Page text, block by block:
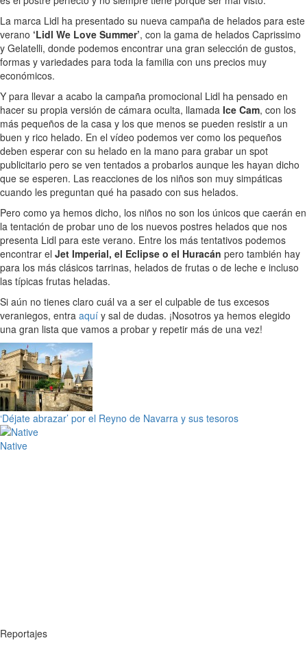
La marca Lidl ha presentado su nueva campaña de helados para este
verano ‘Lidl We Love Summer’, con la gama de helados Caprissimo
y Gelatelli, donde podemos encontrar una gran selección de gustos,
formas y variedades para toda la familia con uns precios muy
económicos.
Y para llevar a acabo la campaña promocional Lidl ha pensado en
hacer su propia versión de cámara oculta, llamada Ice Cam, con los
más pequeños de la casa y los que menos se pueden resistir a un
buen y rico helado. En el vídeo podemos ver como los pequeños
deben esperar con su helado en la mano para grabar un spot
publicitario pero se ven tentados a probarlos aunque les hayan dicho
que se esperen. Las reacciones de los niños son muy simpáticas
cuando les preguntan qué ha pasado con sus helados.
Pero como ya hemos dicho, los niños no son los únicos que caerán en
la tentación de probar uno de los nuevos postres helados que nos
presenta Lidl para este verano. Entre los más tentativos podemos
encontrar el Jet Imperial, el Eclipse o el Huracán pero también hay
para los más clásicos tarrinas, helados de frutas o de leche e incluso
las típicas frutas heladas.
Si aún no tienes claro cuál va a ser el culpable de tus excesos
veraniegos, entra aquí y sal de dudas. ¡Nosotros ya hemos elegido
una gran lista que vamos a probar y repetir más de una vez!
‘Déjate abrazar’ por el Reyno de Navarra y sus tesoros
Native
Reportajes